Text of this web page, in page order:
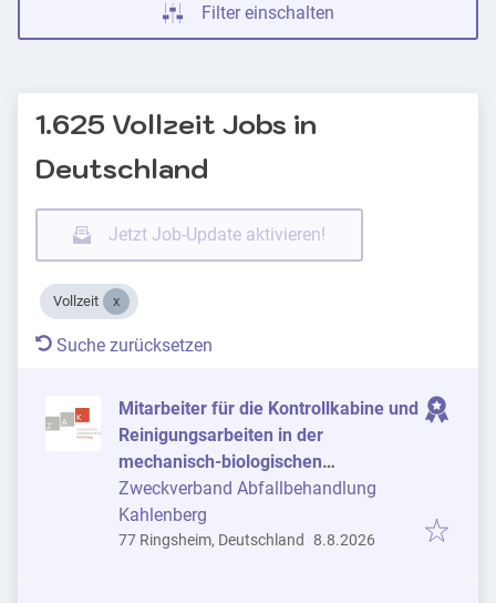
Filter einschalten
1.625 Vollzeit Jobs in
Deutschland
Jetzt Job-Update aktivieren!
Vollzeit
Suche zurücksetzen
Mitarbeiter für die Kontrollkabine und
Reinigungsarbeiten in der
mechanisch-biologischen
Abfallbehandlungsanlage (m/w/d)
Zweckverband Abfallbehandlung
Kahlenberg
77 Ringsheim, Deutschland Veröffentlicht
8.8.2026